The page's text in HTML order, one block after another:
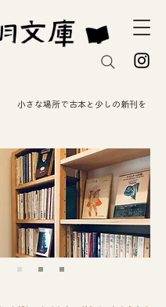
小さな場所で古本と少しの新刊を